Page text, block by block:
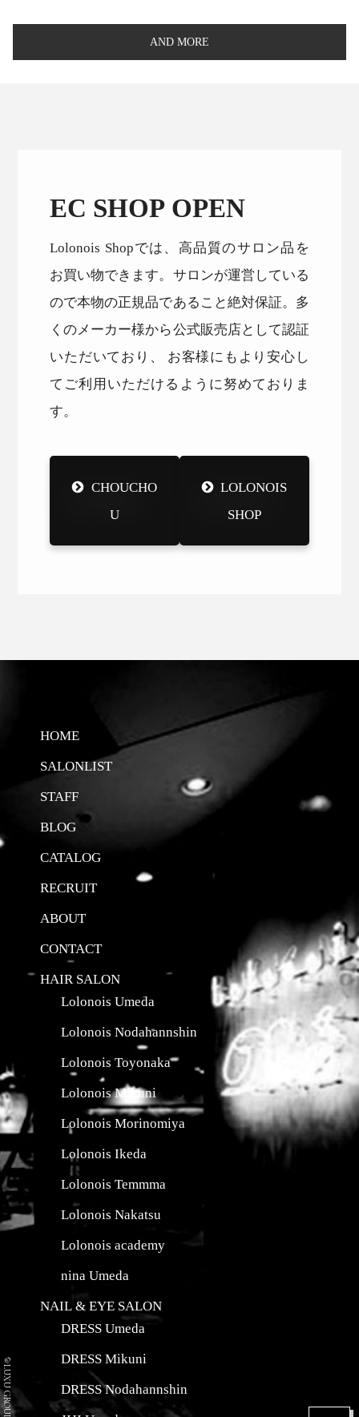
AND MORE
EC SHOP OPEN
Lolonois Shopでは、高品質のサロン品を
お買い物できます。サロンが運営している
ので本物の正規品であること絶対保証。多
くのメーカー様から公式販売店として認証
いただいており、 お客様にもより安心し
てご利用いただけるように努めておりま
す。
CHOUCHO
U
LOLONOIS
SHOP
HOME
SALONLIST
STAFF
BLOG
CATALOG
RECRUIT
ABOUT
CONTACT
HAIR SALON
Lolonois Umeda
Lolonois Nodahannshin
Lolonois Toyonaka
Lolonois Mikuni
Lolonois Morinomiya
Lolonois Ikeda
Lolonois Temmma
Lolonois Nakatsu
Lolonois academy
nina Umeda
NAIL & EYE SALON
DRESS Umeda
DRESS Mikuni
DRESS Nodahannshin
©LUXU GROUP Co.